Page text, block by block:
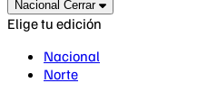
Nacional Cerrar
Elige tu edición
Nacional
Norte